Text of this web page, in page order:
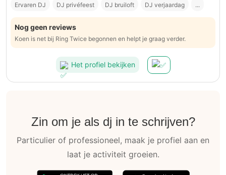
Ervaren DJ DJ privéfeest DJ bruiloft DJ verjaardag ...
Nog geen reviews
Koen is net bij Ring Twice begonnen en helpt je graag verder.
Het profiel bekijken
Zin om je als dj in te schrijven?
Particulier of professioneel, maak je profiel aan en
laat je activiteit groeien.